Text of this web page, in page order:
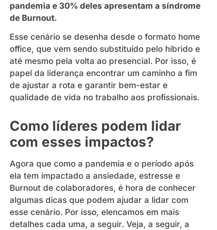
pandemia e 30% deles apresentam a síndrome
de Burnout.
Esse cenário se desenha desde o formato home
office, que vem sendo substituído pelo híbrido e
até mesmo pela volta ao presencial. Por isso, é
papel da liderança encontrar um caminho a fim
de ajustar a rota e garantir bem-estar e
qualidade de vida no trabalho aos profissionais.
Como líderes podem lidar
com esses impactos?
Agora que como a pandemia e o período após
ela tem impactado a ansiedade, estresse e
Burnout de colaboradores, é hora de conhecer
algumas dicas que podem ajudar a lidar com
esse cenário. Por isso, elencamos em mais
detalhes cada uma, a seguir. Veja, a seguir, a